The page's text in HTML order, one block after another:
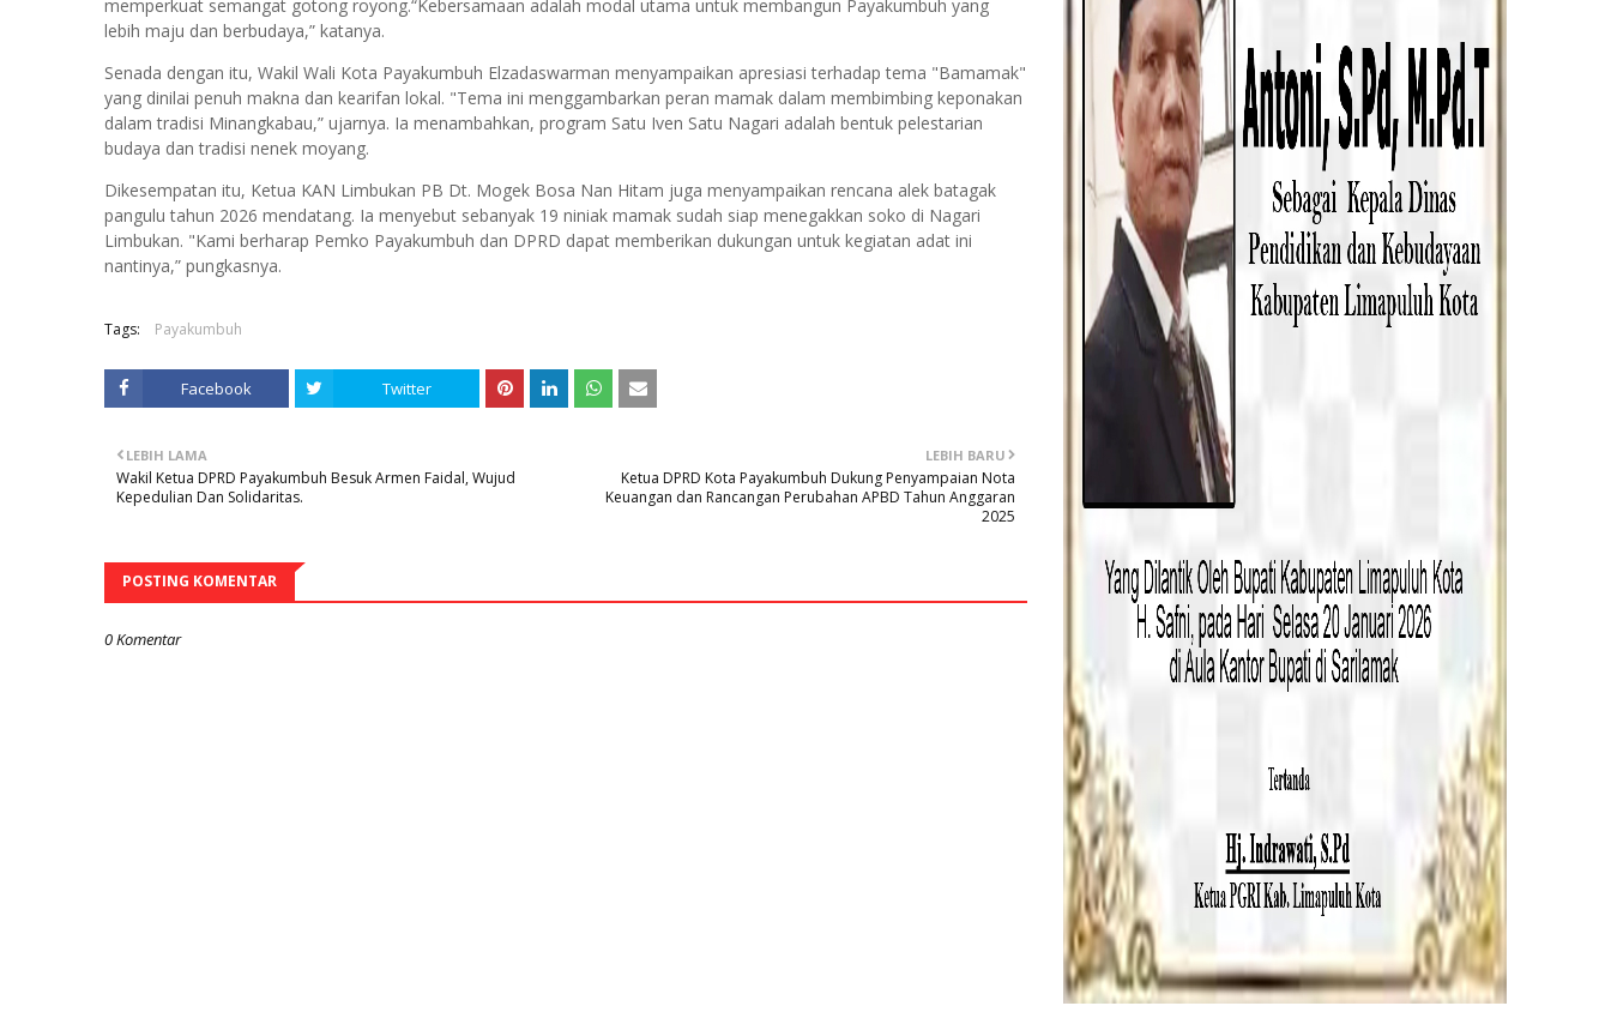
memperkuat semangat gotong royong.“Kebersamaan adalah modal utama untuk membangun Payakumbuh yang
lebih maju dan berbudaya,” katanya.
Senada dengan itu, Wakil Wali Kota Payakumbuh Elzadaswarman menyampaikan apresiasi terhadap tema "Bamamak"
yang dinilai penuh makna dan kearifan lokal. "Tema ini menggambarkan peran mamak dalam membimbing keponakan
dalam tradisi Minangkabau,” ujarnya. Ia menambahkan, program Satu Iven Satu Nagari adalah bentuk pelestarian
budaya dan tradisi nenek moyang.
Dikesempatan itu, Ketua KAN Limbukan PB Dt. Mogek Bosa Nan Hitam juga menyampaikan rencana alek batagak
pangulu tahun 2026 mendatang. Ia menyebut sebanyak 19 niniak mamak sudah siap menegakkan soko di Nagari
Limbukan. "Kami berharap Pemko Payakumbuh dan DPRD dapat memberikan dukungan untuk kegiatan adat ini
nantinya,” pungkasnya.
Tags: Payakumbuh
Facebook Twitter
LEBIH BARU
Ketua DPRD Kota Payakumbuh Dukung Penyampaian Nota
Keuangan dan Rancangan Perubahan APBD Tahun Anggaran
2025
LEBIH LAMA
Wakil Ketua DPRD Payakumbuh Besuk Armen Faidal, Wujud
Kepedulian Dan Solidaritas.
POSTING KOMENTAR
0 Komentar